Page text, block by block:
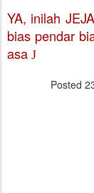
YA, inilah
bias pendar
asa J
Posted